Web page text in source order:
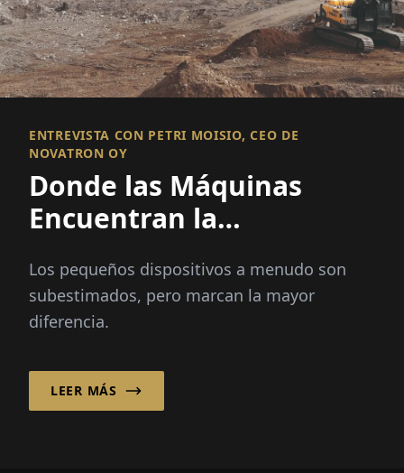
ENTREVISTA CON PETRI MOISIO, CEO DE
NOVATRON OY
Donde las Máquinas
Encuentran la
Los pequeños dispositivos a menudo son
subestimados, pero marcan la mayor
diferencia.
LEER MÁS